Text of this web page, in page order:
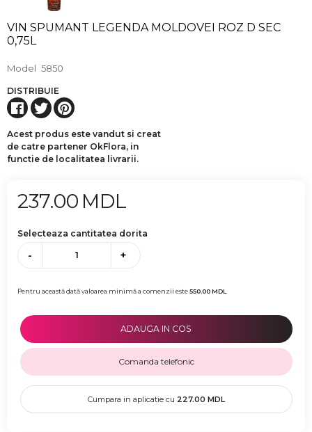
VIN SPUMANT LEGENDA MOLDOVEI ROZ D SEC
0,75L
Model 5850
DISTRIBUIE
Acest produs este vandut si creat
de catre partener OkFlora, in
functie de localitatea livrarii.
237.00 MDL
Selecteaza cantitatea dorita
- +
Pentru această dată valoarea minimă a comenzii este550.00MDL
ADAUGA IN COS
Comanda telefonic
Cumpara in aplicatie cu 227.00 MDL